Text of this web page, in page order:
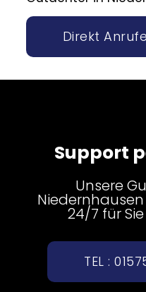
Direkt
Support
Unsere
24/7 für
TEL :